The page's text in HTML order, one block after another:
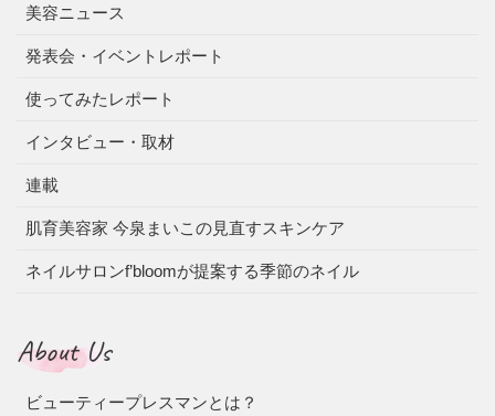
美容ニュース
発表会・イベントレポート
使ってみたレポート
インタビュー・取材
連載
肌育美容家 今泉まいこの見直すスキンケア
ネイルサロンf’bloomが提案する季節のネイル
About Us
ビューティープレスマンとは？